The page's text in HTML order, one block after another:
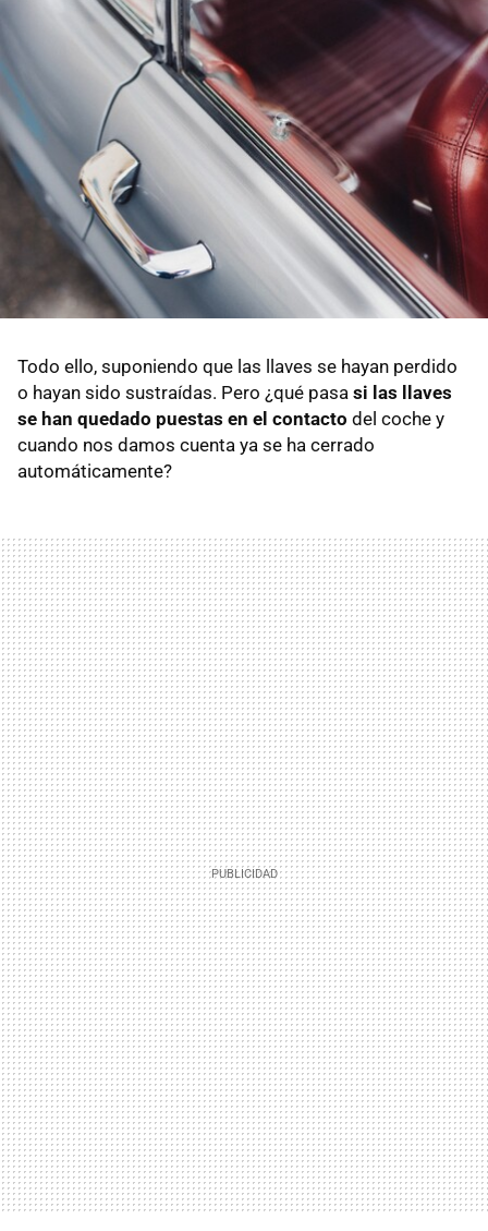
Todo ello, suponiendo que las llaves se hayan perdido
o hayan sido sustraídas. Pero ¿qué pasa si las llaves
se han quedado puestas en el contacto del coche y
cuando nos damos cuenta ya se ha cerrado
automáticamente?